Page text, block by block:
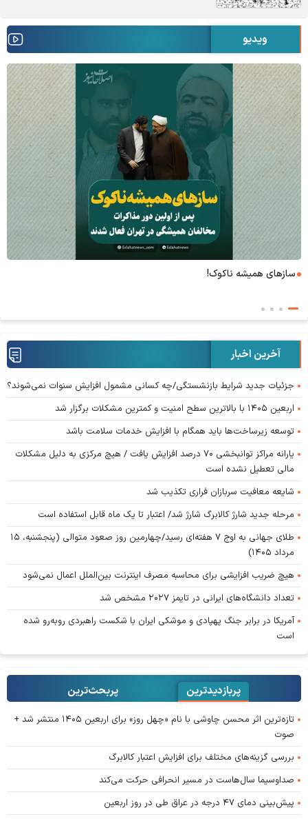
ویدیو
۶+۱ مدعی بهشت
آخرین اخبار
جزئیات جدید شرایط بازنشستگی/چه کسانی مشمول افزایش سنوات نمی‌شوند؟
اربعین ۱۴۰۵ با بالاترین سطح امنیت و کمترین مشکلات برگزار شد
توسعه زیرساخت‌ها باید همگام با افزایش خدمات سلامت باشد
یارانه مراکز توانبخشی ۷۰ درصد افزایش یافت / هیچ مرکزی به دلیل مشکلات
مالی تعطیل نشده است
شایعه معافیت سربازان فراری تکذیب شد
مرحله جدید شارژ کالابرگ شارژ شد/ اعتبار تا یک ماه قابل استفاده است
طلای جهانی به اوج ۷ هفته‌ای رسید/چهارمین روز صعود متوالی (پنجشنبه، ۱۵
مرداد ۱۴۰۵)
هیچ ضریب افزایشی برای محاسبه مصرف اینترنت بین‌الملل اعمال نمی‌شود
تعداد دانشگاه‌های ایرانی در تایمز ۲۰۲۷ مشخص شد
آمریکا در برابر جنگ پهپادی و موشکی ایران با شکست راهبردی روبه‌رو شده
است
پربازدیدترین پربحث‌ترین‌
تازه‌ترین اثر محسن چاوشی با نام «چهل روز» برای اربعین ۱۴۰۵ منتشر شد +
صوت
بررسی گزینه‌های مختلف برای افزایش اعتبار کالابرگ
صداوسیما سال‌هاست در مسیر انحرافی حرکت می‌کند
پیش‌بینی دمای ۴۷ درجه در عراق طی در روز اربعین